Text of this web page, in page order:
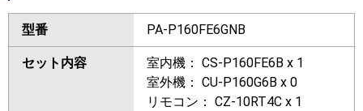
型番 PA-P160FE6GNB
セット内容
室内機： CS-P160FE6B x 1
室外機： CU-P160G6B x 0
リモコン： CZ-10RT4C x 1